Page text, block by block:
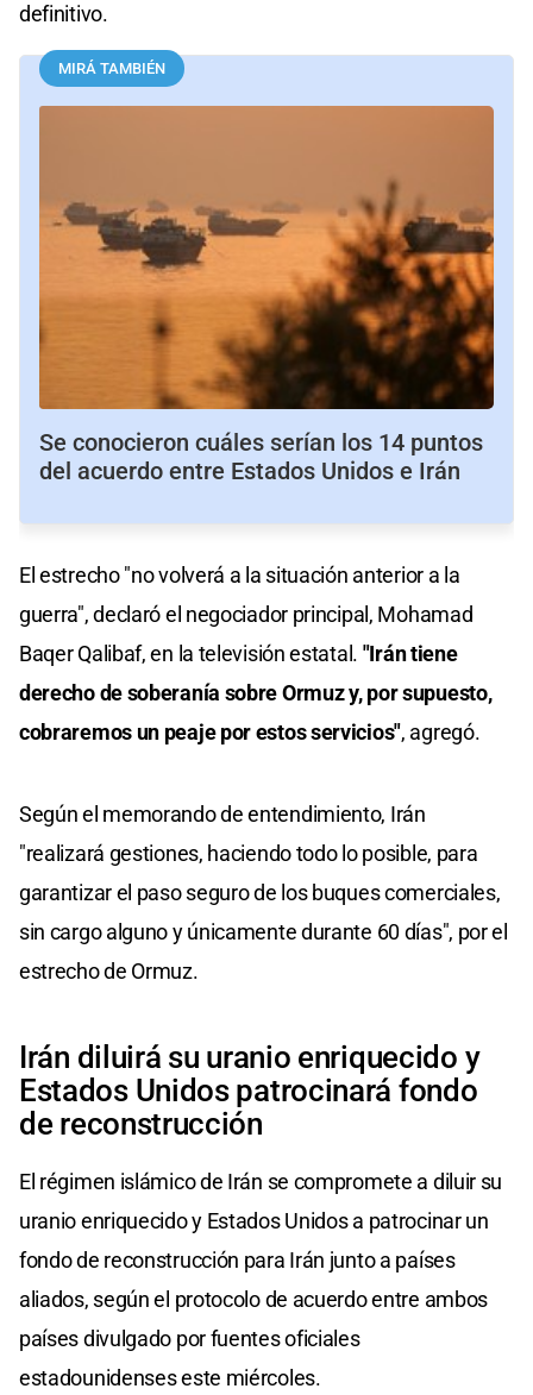
definitivo.
MIRÁ TAMBIÉN
Se conocieron cuáles serían los 14 puntos
del acuerdo entre Estados Unidos e Irán
El estrecho "no volverá a la situación anterior a la
guerra", declaró el negociador principal, Mohamad
Baqer Qalibaf, en la televisión estatal. "Irán tiene
derecho de soberanía sobre Ormuz y, por supuesto,
cobraremos un peaje por estos servicios", agregó.
Según el memorando de entendimiento, Irán
"realizará gestiones, haciendo todo lo posible, para
garantizar el paso seguro de los buques comerciales,
sin cargo alguno y únicamente durante 60 días", por el
estrecho de Ormuz.
Irán diluirá su uranio enriquecido y
Estados Unidos patrocinará fondo
de reconstrucción
El régimen islámico de Irán se compromete a diluir su
uranio enriquecido y Estados Unidos a patrocinar un
fondo de reconstrucción para Irán junto a países
aliados, según el protocolo de acuerdo entre ambos
países divulgado por fuentes oficiales
estadounidenses este miércoles.